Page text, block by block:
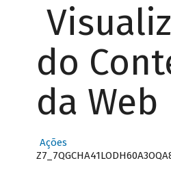
do
da Web
Ações